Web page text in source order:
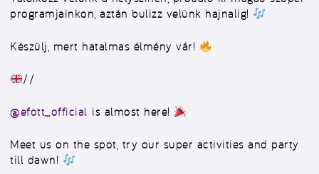
programjainkon, aztán bulizz velünk hajnalig!
Készülj, mert hatalmas élmény vár!
//
@efott_official is almost here!
Meet us on the spot, try our super activities and party
till dawn!